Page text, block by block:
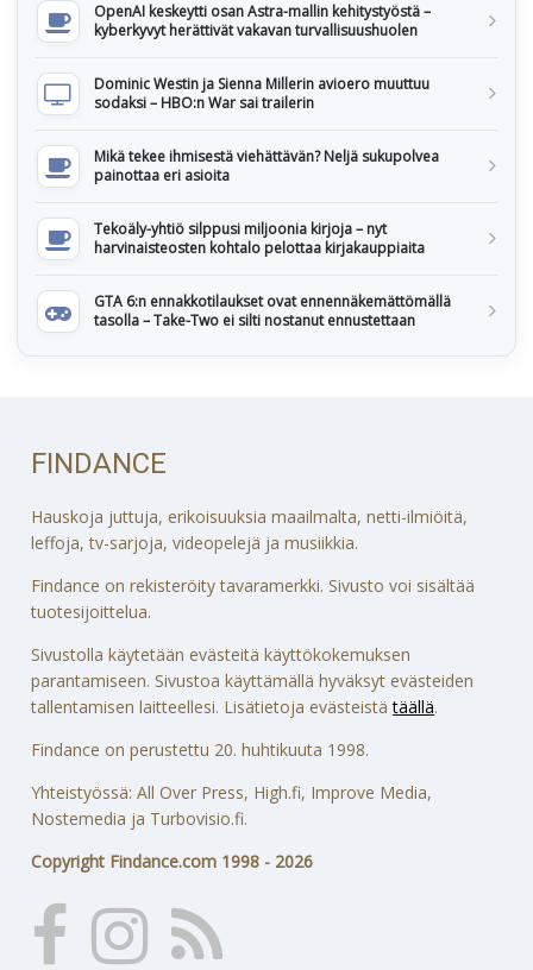
OpenAI keskeytti osan Astra-mallin kehitystyöstä –
kyberkyvyt herättivät vakavan turvallisuushuolen
Dominic Westin ja Sienna Millerin avioero muuttuu
sodaksi – HBO:n War sai trailerin
Mikä tekee ihmisestä viehättävän? Neljä sukupolvea
painottaa eri asioita
Tekoäly-yhtiö silppusi miljoonia kirjoja – nyt
harvinaisteosten kohtalo pelottaa kirjakauppiaita
GTA 6:n ennakkotilaukset ovat ennennäkemättömällä
tasolla – Take-Two ei silti nostanut ennustettaan
FINDANCE
Hauskoja juttuja, erikoisuuksia maailmalta, netti-ilmiöitä,
leffoja, tv-sarjoja, videopelejä ja musiikkia.
Findance on rekisteröity tavaramerkki. Sivusto voi sisältää
tuotesijoittelua.
Sivustolla käytetään evästeitä käyttökokemuksen
parantamiseen. Sivustoa käyttämällä hyväksyt evästeiden
tallentamisen laitteellesi. Lisätietoja evästeistätäällä.
Findance on perustettu 20. huhtikuuta 1998.
Yhteistyössä: All Over Press, High.fi, Improve Media,
Nostemedia ja Turbovisio.fi.
Copyright Findance.com 1998 - 2026